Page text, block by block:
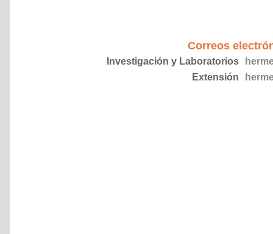
Correos
Investigación y Laboratorios
Extensión